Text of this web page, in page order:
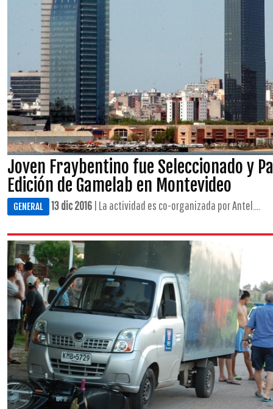
Joven Fraybentino fue Seleccionado y
Edición de Gamelab en Montevideo
GENERAL 13 dic 2016 | La actividad es co-organizada por Antel....